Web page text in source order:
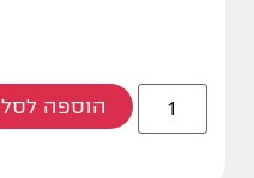
הוספה לסל